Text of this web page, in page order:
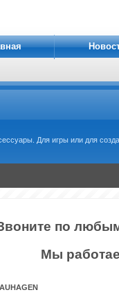
Для игры или для
по
Мы